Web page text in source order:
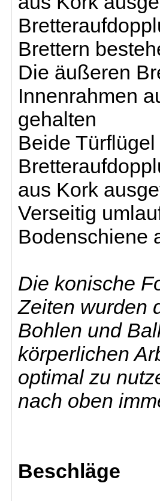
Brettern
Die äußeren
Innenrahmen
gehalten
Beide
aus Kork
Verseitig
Bodenschiene
Die konische
Zeiten wurden
Bohlen und
körperlichen
optimal zu
nach oben
Beschläge